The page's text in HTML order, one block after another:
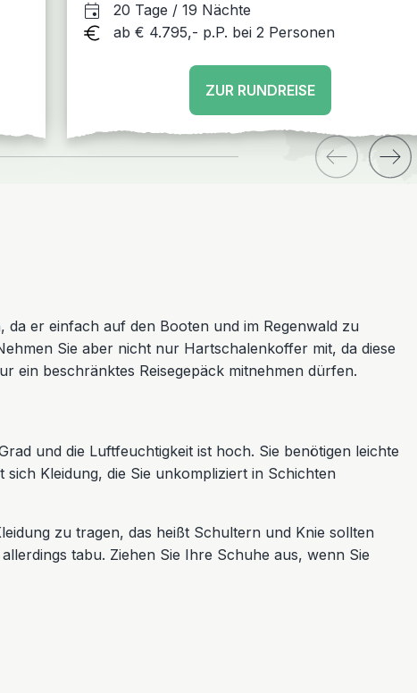
- Kota Kinabalu - Tabin - Sukau - Sepilok -
Pulau Gaya
20 Tage / 19 Nächte
ab € 4.795,- p.P. bei 2 Personen
ZUR RUNDREISE
er einfach auf den Booten und im Regenwald zu
Sie aber nicht nur Hartschalenkoffer mit, da diese
ein beschränktes Reisegepäck mitnehmen dürfen.
und die Luftfeuchtigkeit ist hoch. Sie benötigen leichte
Kleidung, die Sie unkompliziert in Schichten
zu tragen, das heißt Schultern und Knie sollten
tabu. Ziehen Sie Ihre Schuhe aus, wenn Sie